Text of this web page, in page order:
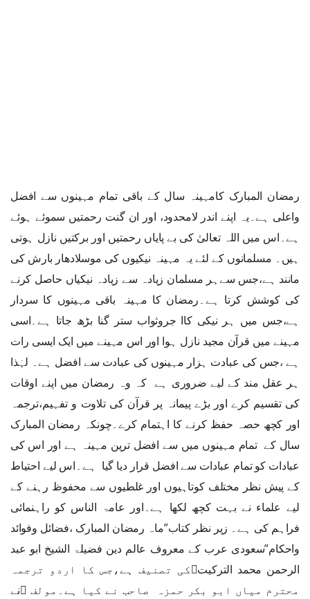
رمضان المبارک کامہینہ سال کے باقی تمام مہینوں سے افضل
واعلی ہے۔یہ اپنے اندر لامحدود، اور ان گنت رحمتیں سموئے ہوئے
ہے۔اس میں اللہ تعالیٰ کی بے پایاں رحمتیں اور برکتیں نازل ہوتی
ہیں۔ مسلمانوں کے لئے یہ مہینہ نیکیوں کی موسلادھار بارش کی
مانند ہے،جس سےہر مسلمان زیادہ سے زیادہ نیکیاں حاصل کرنے
کی کوشش کرتا ہے۔رمضان کا مہینہ باقی مہینوں کا سردار
ہے،جس میں ہر نیکی کاا جروثواب ستر گنا بڑھ جاتا ہے۔اسی
مہینے میں قرآن مجید نازل ہوا اور اس مہینے میں ایک ایسی رات
ہے ،جس کی عبادت ہزار مہینوں کی عبادت سے افضل ہے۔ لہٰذا
ہر عقل مند کے لیے ضروری ہے کہ وہ رمضان میں اپنے اوقات
کی تقسیم کرے اور بڑے پیمانہ پر قرآن کی تلاوت و تفہیم،ترجمہ
اور کچھ حصہ حفظ کرنے کا اہتمام کرے۔چونکہ رمضان المبارک
سال کے تمام مہینوں میں سے افضل ترین مہینہ ہے اور اس کی
عبادات کو تمام عبادات سے افضل قرار دیا گیا ہے۔اس لیے احتیاط
کے پیش نظر مختلف کوتاہیوں اور غلطیوں سے محفوظ رہنے کے
لیے علماء نے بہت کچھ لکھا ہے۔اور عامۃ الناس کو راہنمائی
فراہم کی ہے۔ زير نظر كتاب”ماہ رمضان المبارک ،فضائل وفوائد
واحکام”سعودی عرب کے معروف عالم دین فضیلۃ الشیخ ابو عبد
الرحمن محمد الترکیت﷫کی تصنیف ہے،جس کا اردو ترجمہ
محترم میاں ابو بکر حمزہ صاحب نے کیا ہے۔مولف ﷫نے